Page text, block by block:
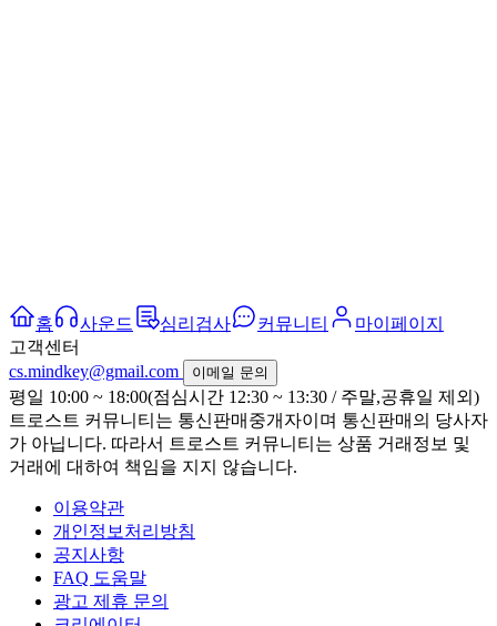
홈 사운드 심리검사 커뮤니티
마이페이지
고객센터
cs.mindkey@gmail.com
이메일 문의
평일 10:00 ~ 18:00(점심시간 12:30 ~ 13:30 / 주말,공휴일 제외)
트로스트 커뮤니티는 통신판매중개자이며 통신판매의 당사자
가 아닙니다. 따라서 트로스트 커뮤니티는 상품 거래정보 및
거래에 대하여 책임을 지지 않습니다.
이용약관
개인정보처리방침
공지사항
FAQ 도움말
광고 제휴 문의